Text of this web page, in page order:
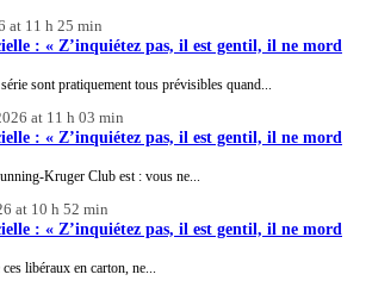
at 11 h 25 min
: « Z’inquiétez pas, il est gentil, il ne mord
sont pratiquement tous prévisibles quand...
at 11 h 03 min
: « Z’inquiétez pas, il est gentil, il ne mord
Kruger Club est : vous ne...
at 10 h 52 min
: « Z’inquiétez pas, il est gentil, il ne mord
libéraux en carton, ne...